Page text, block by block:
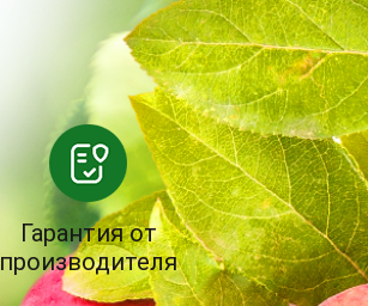
Гарантия от
производителя